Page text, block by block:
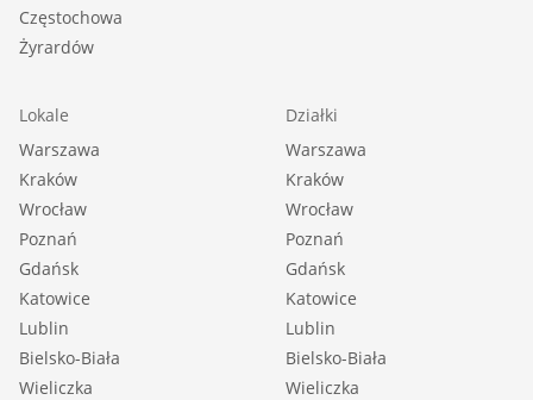
Częstochowa
Żyrardów
Lokale
Warszawa
Kraków
Wrocław
Poznań
Gdańsk
Katowice
Lublin
Bielsko-Biała
Wieliczka
Działki
Warszawa
Kraków
Wrocław
Poznań
Gdańsk
Katowice
Lublin
Bielsko-Biała
Wieliczka